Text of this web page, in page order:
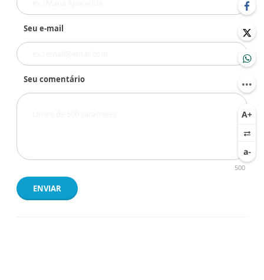
Seu e-mail
Seu comentário
500
ENVIAR